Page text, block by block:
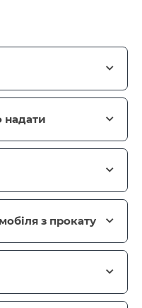
надати
з прокату